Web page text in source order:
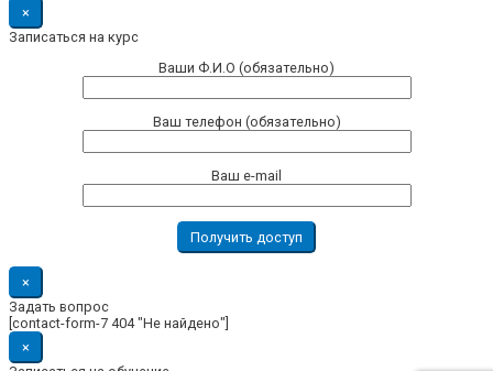
×
Записаться на курс
Ваши Ф.И.О (обязательно)
Ваш телефон (обязательно)
Ваш e-mail
×
Задать вопрос
[contact-form-7 404 "Не найдено"]
×